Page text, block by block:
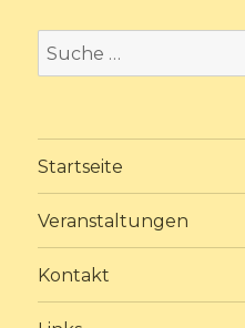
Suche
nach:
Startseite
Veranstaltungen
Kontakt